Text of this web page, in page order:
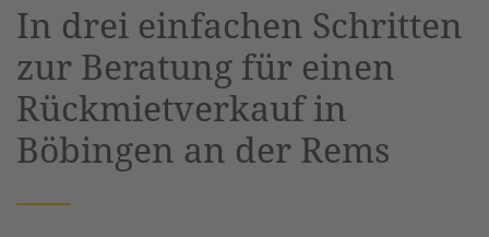
Management Platform&eRecht24
In drei einfachen Schritten
zur Beratung für einen
Rückmietverkauf in
Böbingen an der Rems